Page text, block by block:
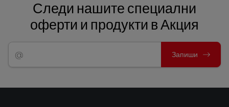
Следи нашите специални
оферти и продукти в Акция
Запиши